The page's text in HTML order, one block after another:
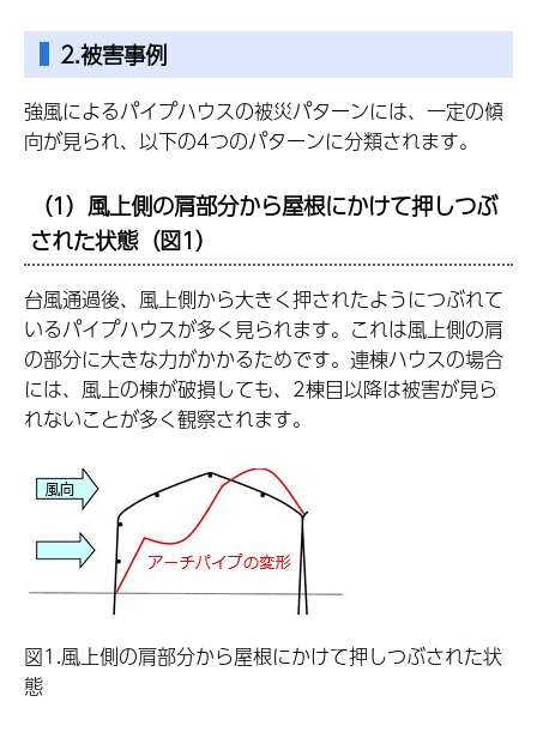
2.被害事例
強風によるパイプハウスの被災パターンには、一定の傾
向が見られ、以下の4つのパターンに分類されます。
（1）風上側の肩部分から屋根にかけて押しつぶ
された状態（図1）
台風通過後、風上側から大きく押されたようにつぶれて
いるパイプハウスが多く見られます。これは風上側の肩
の部分に大きな力がかかるためです。連棟ハウスの場合
には、風上の棟が破損しても、2棟目以降は被害が見ら
れないことが多く観察されます。
図1.風上側の肩部分から屋根にかけて押しつぶされた状
態